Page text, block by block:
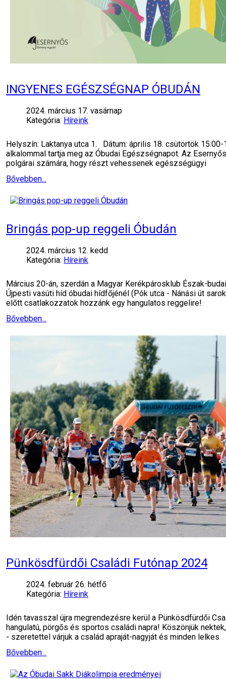
INGYENES EGÉSZSÉGNAP ÓBUDÁN
2024. március 17. vasárnap
Kategória: Híreink
Helyszín: Laktanya utca 1. Dátum: április 18. csütörtök
alkalommal tartja meg az Óbudai Egészségnapot. Az
polgárai számára, hogy részt vehessenek egészségügyi
Bővebben...
Bringás pop-up reggeli Óbudán
2024. március 12. kedd
Kategória: Híreink
Március 20-án, szerdán a Magyar Kerékpárosklub Észak-
Újpesti vasúti híd óbudai hídfőjénél (Pók utca - Nánási út
előtt csatlakozzatok hozzánk egy hangulatos reggelire!
Bővebben...
Pünkösdfürdői Családi Futónap 2024
2024. február 26. hétfő
Kategória: Híreink
Idén tavasszal újra megrendezésre kerül a Pünkösdfürdői
hangulatú, pörgős és sportos családi napra! Köszönjük
- szeretettel várjuk a család apraját-nagyját és minden lelkes
Bővebben...